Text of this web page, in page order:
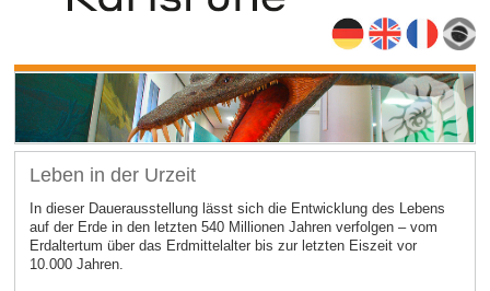
Leben in der Urzeit
In dieser Dauerausstellung lässt sich die Entwicklung des Lebens
auf der Erde in den letzten 540 Millionen Jahren verfolgen – vom
Erdaltertum über das Erdmittelalter bis zur letzten Eiszeit vor
10.000 Jahren.